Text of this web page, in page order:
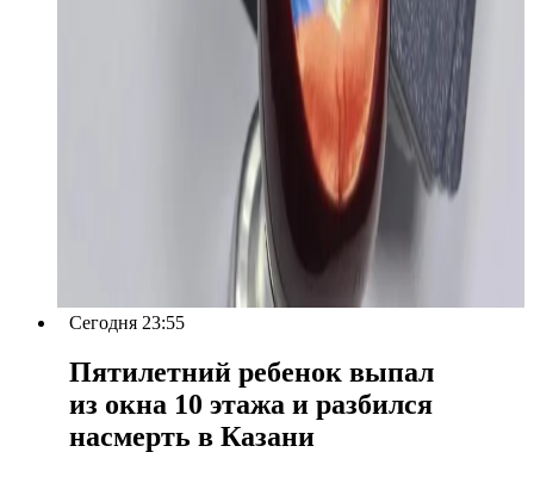
Сегодня 23:55
Пятилетний ребенок выпал
из окна 10 этажа и разбился
насмерть в Казани